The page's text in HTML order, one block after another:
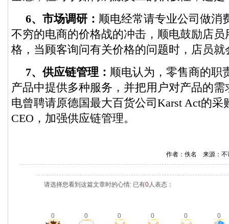
6、市场调研： 顺电经常请专业公司做消
不穷的电商的价格战的冲击，顺电鼓励店
格，当顾客询问有关价格的问题时，店员就
7、供应链管理： 顺电认为，零售商的职
产品中提供多种服务，并把用户对产品的
电曾聘请原德国最大百货公司Karst Act的采
CEO，加强供应链管理。
作者：佚名 来源：
请选择您看到这篇文章时的心情: 已有0人表态：
0 0 0 0 0 0